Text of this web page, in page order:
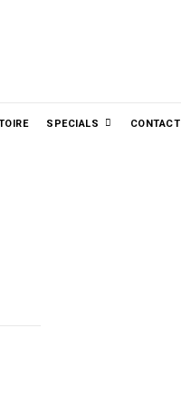
SPECIALS CONTACT